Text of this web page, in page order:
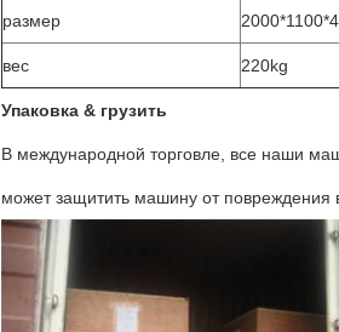
размер
вес 220kg
Упаковка & грузить
В международной торговле, все наши
может защитить машину от повреждения